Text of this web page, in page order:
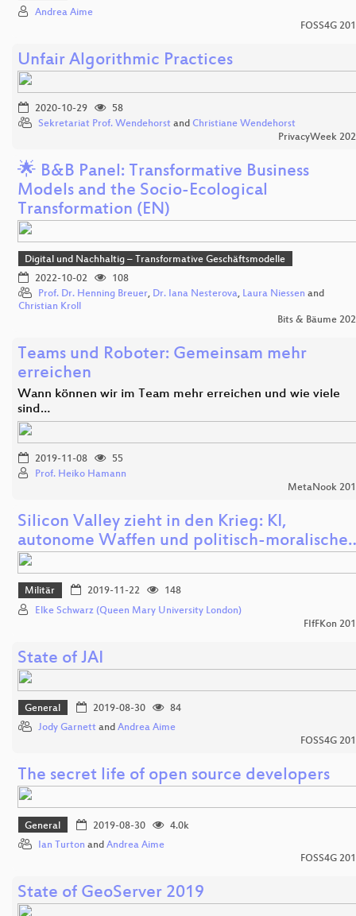
Andrea Aime
FOSS4G
Unfair Algorithmic Practices
2020-10-29
58
Sekretariat Prof. Wendehorst and Christiane Wendehorst
PrivacyWeek
🌟 B&B Panel: Transformative Business
Models and the Socio-Ecological
Transformation (EN)
Digital und Nachhaltig – Transformative Geschäftsmodelle
2022-10-02
108
Prof. Dr. Henning Breuer, Dr. Iana Nesterova, Laura Niessen and
Christian Kroll
Bits & Bäume
Teams und Roboter: Gemeinsam mehr
erreichen
Wann können wir im Team mehr erreichen und wie viele
sind…
2019-11-08
55
Prof. Heiko Hamann
MetaNook
Silicon Valley zieht in den Krieg: KI,
autonome Waffen und politisch-
Militär 2019-11-22
148
Elke Schwarz (Queen Mary University London)
FIfFKon
State of JAI
General 2019-08-30
84
Jody Garnett and Andrea Aime
FOSS4G
The secret life of open source developers
General 2019-08-30
4.0k
Ian Turton and Andrea Aime
FOSS4G
State of GeoServer 2019